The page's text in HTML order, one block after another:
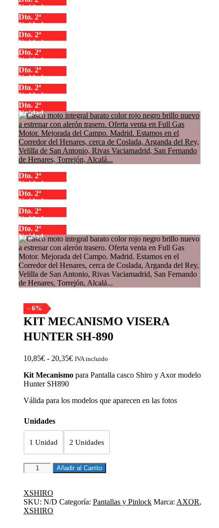
Unidad
Dto. 2ª
Unidad
Dto. 2ª
Unidad
Dto. 2ª
Unidad
Dto. 2ª
Unidad
Dto. 2ª
Unidad
Dto. 2ª
Unidad
Dto. 2ª
Unidad
Dto. 2ª
Unidad
Dto. 2ª
Unidad
Dto. 2ª
Unidad
- 6%
KIT MECANISMO VISERA
HUNTER SH-890
10,85€ - 20,35€Rango
precios:
hasta
IVA incluido
Kit Mecanismo para Pantalla casco Shiro y Axor modelo
Hunter SH890
Válida para los modelos que aparecen en las fotos
Unidades
1 Unidad 2 Unidades
KIT
MECANISMO
HUNTER
SH-
890
Añadir al Carrito
XSHIRO
SKU: N/D Categoría: Pantallas y Pinlock Marca: AXOR,
XSHIRO